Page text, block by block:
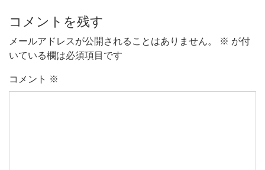
コメントを残す
メールアドレスが公開されることはありません。 ※ が付
いている欄は必須項目です
コメント ※